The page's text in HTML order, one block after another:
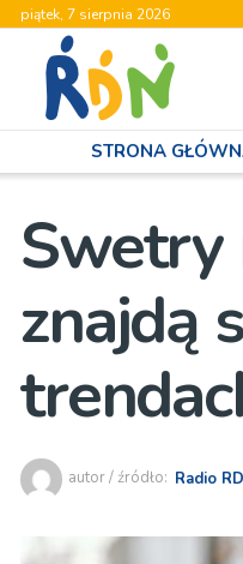
piątek, 7 sierpnia 2026
STRONA
Swetry
znajdą
autor / źródło: Radio